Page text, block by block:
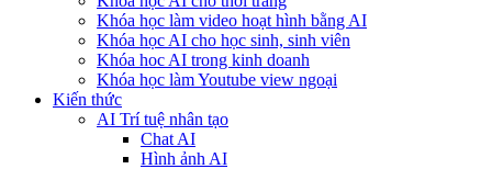
Khóa học làm video hoạt hình bằng AI
Khóa học AI cho học sinh, sinh viên
Khóa hoc AI trong kinh doanh
Khóa học làm Youtube view ngoại
Kiến thức
AI Trí tuệ nhân tạo
Chat AI
Hình ảnh AI